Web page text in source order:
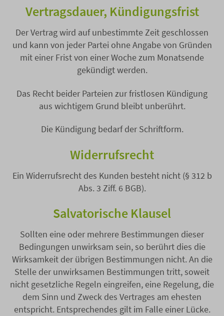
Vertragsdauer, Kündigungsfrist
Der Vertrag wird auf unbestimmte Zeit geschlossen
und kann von jeder Partei ohne Angabe von Gründen
mit einer Frist von einer Woche zum Monatsende
gekündigt werden.
Das Recht beider Parteien zur fristlosen Kündigung
aus wichtigem Grund bleibt unberührt.
Die Kündigung bedarf der Schriftform.
Widerrufsrecht
Ein Widerrufsrecht des Kunden besteht nicht (§ 312 b
Abs. 3 Ziff. 6 BGB).
Salvatorische Klausel
Sollten eine oder mehrere Bestimmungen dieser
Bedingungen unwirksam sein, so berührt dies die
Wirksamkeit der übrigen Bestimmungen nicht. An die
Stelle der unwirksamen Bestimmungen tritt, soweit
nicht gesetzliche Regeln eingreifen, eine Regelung, die
dem Sinn und Zweck des Vertrages am ehesten
entspricht. Entsprechendes gilt im Falle einer Lücke.